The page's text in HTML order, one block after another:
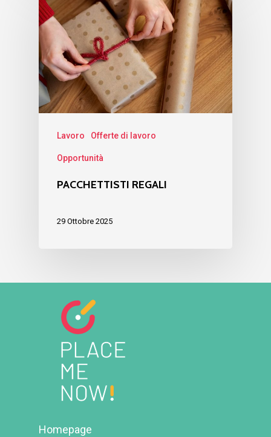
Lavoro Offerte di lavoro
Opportunità
PACCHETTISTI REGALI
29 Ottobre 2025
Homepage